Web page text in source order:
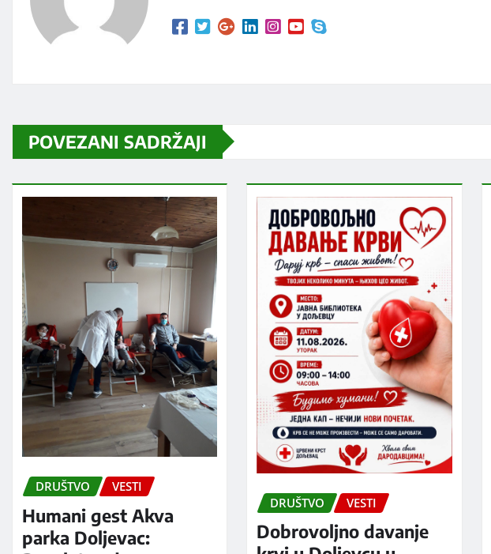
POVEZANI SADRŽAJI
DRUŠTVO VESTI
Humani gest Akva
parka Doljevac:
DRUŠTVO VESTI
Dobrovoljno davanje